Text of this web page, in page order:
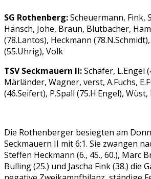
SG Rothenberg:Scheuermann, Fink,
Hänsch, Johe, Braun, Blutbacher,
(78.Lantos), Heckmann
(55.Uhrig), Volk
TSV Seckmauern II:Schäfer, L.Engel
Märländer, Wagner, verst, A.Fuchs,
(46.Seifert), P.Spall (75.H.Engel), Wüst,
Die Rothenberger besiegten am
Seckmauern II mit 6:1. Sie zwangen
Steffen Heckmann (6., 45., 60.), Marc
Bulling (25.) und Jascha Fink (38.) die